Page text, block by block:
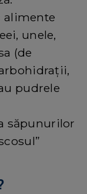
alimente
unele,
(de
pudrele
săpunurilor